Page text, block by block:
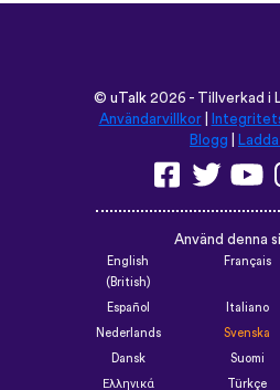
© uTalk2026 - Tillverkad i
Användarvillkor|
Blogg
Använd denna
English
(British)
Français
Español Italiano
Nederlands Svenska
Dansk Suomi
Ελληνικά Türkçe